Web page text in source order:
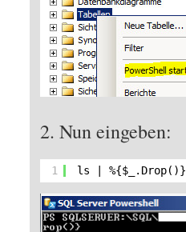
2. Nun eingeben:
1 ls | %{$_.Drop()}